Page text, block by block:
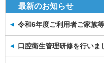
最新のお知らせ
令和6年度ご利用者ご家族
口腔衛生管理研修を行いま